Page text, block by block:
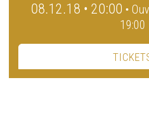
08.12.18 • 20:00 •
19:00